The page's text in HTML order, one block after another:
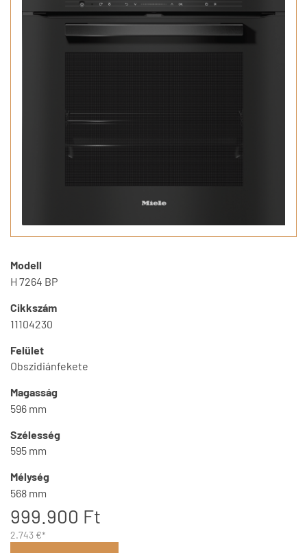
Modell
H 7264 BP
Cikkszám
11104230
Felület
Obszidiánfekete
Magasság
596 mm
Szélesség
595 mm
Mélység
568 mm
999.900 Ft
2.743 €*